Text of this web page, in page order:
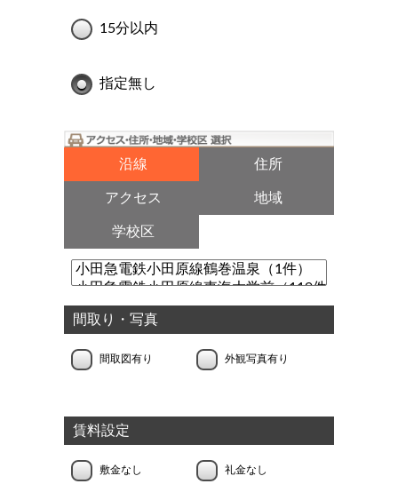
15分以内
指定無し
沿線 住所
アクセス 地域
学校区
間取り・写真
間取図有り 外観写真有り
賃料設定
敷金なし 礼金なし